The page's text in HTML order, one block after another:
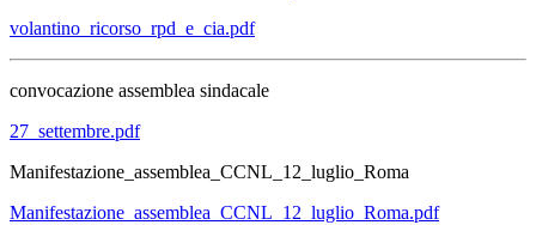
volantino_ricorso_rpd_e_cia.pdf
convocazione assemblea sindacale
27_settembre.pdf
Manifestazione_assemblea_CCNL_12_luglio_Roma
Manifestazione_assemblea_CCNL_12_luglio_Roma.pdf